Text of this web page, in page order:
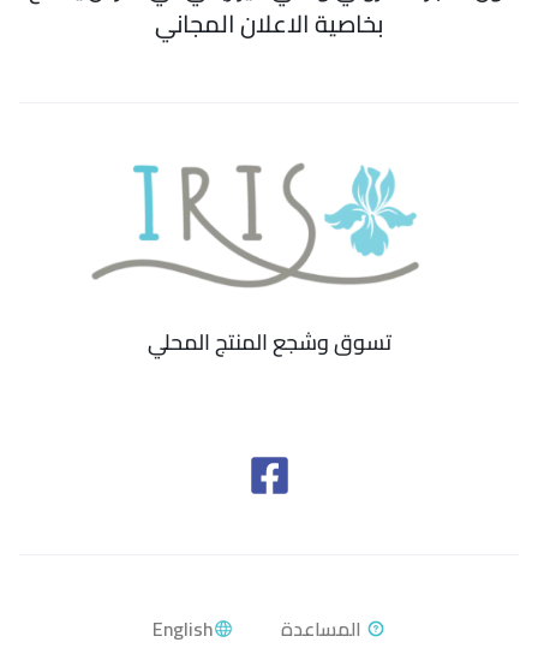
بخاصية الاعلان المجاني
تسوق وشجع المنتج المحلي
English